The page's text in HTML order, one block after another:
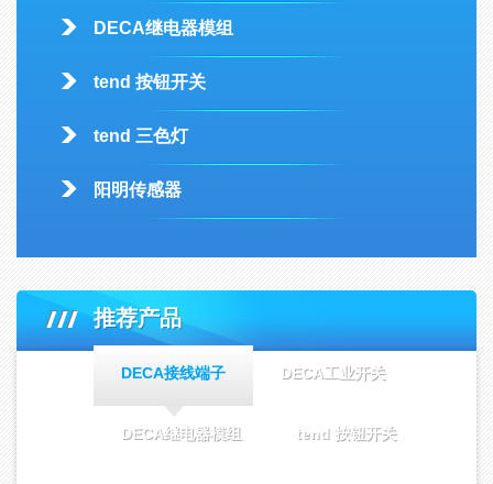
DECA继电器模组
tend 按钮开关
tend 三色灯
阳明传感器
推荐产品
DECA接线端子 DECA工业开关
DECA继电器模组 tend 按钮开关